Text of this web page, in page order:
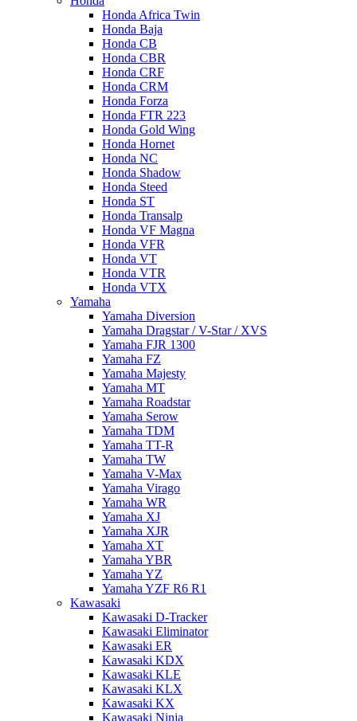
Honda Africa Twin
Honda Baja
Honda CB
Honda CBR
Honda CRF
Honda CRM
Honda Forza
Honda FTR 223
Honda Gold Wing
Honda Hornet
Honda NC
Honda Shadow
Honda Steed
Honda ST
Honda Transalp
Honda VF Magna
Honda VFR
Honda VT
Honda VTR
Honda VTX
Yamaha
Yamaha Diversion
Yamaha Dragstar / V-Star / XVS
Yamaha FJR 1300
Yamaha FZ
Yamaha Majesty
Yamaha MT
Yamaha Roadstar
Yamaha Serow
Yamaha TDM
Yamaha TT-R
Yamaha TW
Yamaha V-Max
Yamaha Virago
Yamaha WR
Yamaha XJ
Yamaha XJR
Yamaha XT
Yamaha YBR
Yamaha YZ
Yamaha YZF R6 R1
Kawasaki
Kawasaki D-Tracker
Kawasaki Eliminator
Kawasaki ER
Kawasaki KDX
Kawasaki KLE
Kawasaki KLX
Kawasaki KX
Kawasaki Ninja